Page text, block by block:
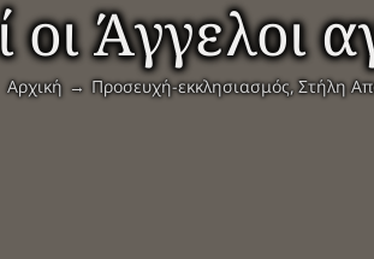
οι Άγγελοι
Αρχική Προσευχή-εκκλησιασμός Στήλη